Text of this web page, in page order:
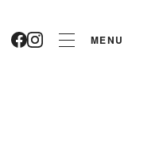
MENU